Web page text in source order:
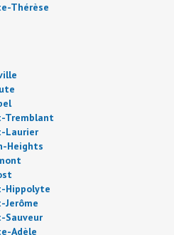
Thérèse
Tremblant
Laurier
Heights
Hippolyte
Jerôme
Sauveur
Adèle